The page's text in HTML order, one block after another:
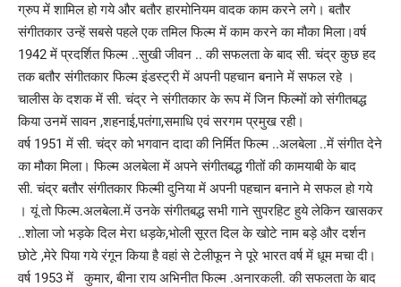
ग्रुप में शामिल हो गये और बतौर हारमोनियम वादक काम करने लगे। बतौर
संगीतकार उन्हें सबसे पहले एक तमिल फिल्म में काम करने का मौका मिला।वर्ष
1942 में प्रदर्शित फिल्म ..सुखी जीवन .. की सफलता के बाद सी. चंद्र कुछ हद
तक बतौर संगीतकार फिल्म इंडस्ट्री में अपनी पहचान बनाने में सफल रहे ।
चालीस के दशक में सी. चंद्र ने संगीतकार के रूप में जिन फिल्मों को संगीतबद्ध
किया उनमें सावन ,शहनाई,पतंगा,समाधि एवं सरगम प्रमुख रही।
वर्ष 1951 में सी. चंद्र को भगवान दादा की निर्मित फिल्म ..अलबेला ..में संगीत देने
का मौका मिला। फिल्म अलबेला में अपने संगीतबद्ध गीतों की कामयाबी के बाद
सी. चंद्र बतौर संगीतकार फिल्मी दुनिया में अपनी पहचान बनाने मे सफल हो गये
। यूं तो फिल्म.अलबेला.में उनके संगीतबद्ध सभी गाने सुपरहिट हुये लेकिन खासकर
..शोला जो भड़के दिल मेरा धड़के,भोली सूरत दिल के खोटे नाम बड़े और दर्शन
छोटे ,मेरे पिया गये रंगून किया है वहां से टेलीफून ने पूरे भारत वर्ष में धूम मचा दी।
वर्ष 1953 में कुमार, बीना राय अभिनीत फिल्म .अनारकली. की सफलता के बाद